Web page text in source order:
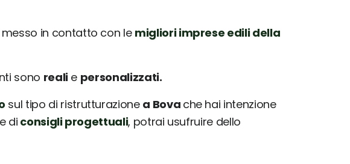
messo in contatto con le migliori imprese edili della
sono realie personalizzati.
sul tipo di ristrutturazione a Bova che hai intenzione
di consigli progettuali, potrai usufruire dello